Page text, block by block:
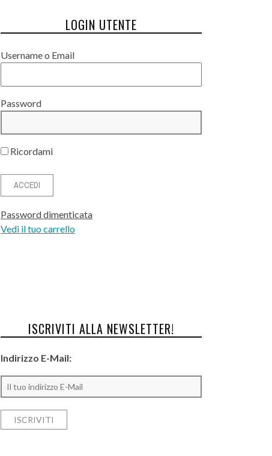
LOGIN UTENTE
Username o Email
Password
Ricordami
Password dimenticata
Vedi il tuo carrello
ISCRIVITI ALLA NEWSLETTER!
Indirizzo E-Mail: